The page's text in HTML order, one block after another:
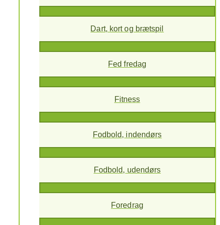
Dart, kort og brætspil
Fed fredag
Fitness
Fodbold, indendørs
Fodbold, udendørs
Foredrag